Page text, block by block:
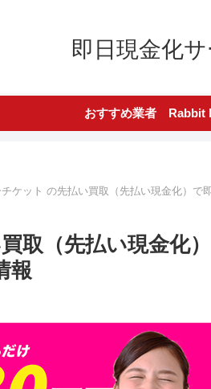
即日現金化
おすすめ業者 Rabbit
ケット の先払い買取（先払い現金化）で
取（先払い現金化
報